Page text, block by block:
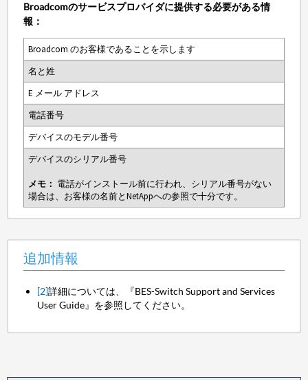
Broadcomのサービスプロバイダに提供する必要がある情
報：
Broadcom のお客様であることを示します
名と姓
E メール アドレス
電話番号
デバイスのモデル番号
デバイスのシリアル番号
メモ： 電話がインストール前に行われ、シリアル番号がない
場合は、お客様の名前とNetAppへの参照で十分です。
追加情報
[2]詳細については、『BES-Switch Support and Services
User Guide』を参照してください。